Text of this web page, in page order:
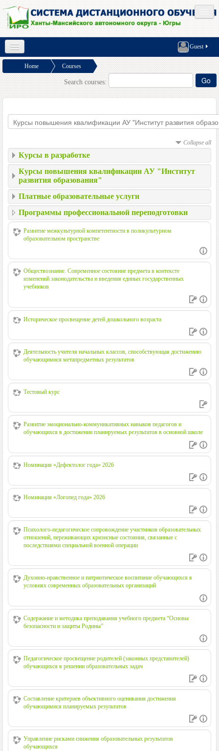
Social networks
English (en)
О проекте Тренажеры ВсОШ
Как записаться?
Guest
Home
Courses
Курсы повышения квалификации АУ
"Институт развития...
Search courses:
Collapse all
Курсы в разработке
Курсы повышения квалификации АУ "Институт
развития образования"
Платные образовательные услуги
Программы профессиональной переподготовки
Развитие межкультурной компетентности в поликультурном
образовательном пространстве
Обществознание. Современное состояние предмета в контексте
изменений законодательства и введения единых государственных
учебников
Историческое просвещение детей дошкольного возраста
Деятельность учителя начальных классов, способствующая достижению
обучающимися метапредметных результатов
Тестовый курс
Развитие эмоционально-коммуникативных навыков педагогов и
обучающихся в достижении планируемых результатов в основной школе
Номинация «Дефектолог года» 2026
Номинация «Логопед года» 2026
Психолого-педагогическое сопровождение участников образовательных
отношений, переживающих кризисные состояния, связанные с
последствиями специальной военной операции
Духовно-нравственное и патриотическое воспитание обучающихся в
условиях современных образовательных организаций
Содержание и методика преподавания учебного предмета “Основы
безопасности и защиты Родины”
Педагогическое просвещение родителей (законных представителей)
обучающихся в решении образовательных задач
Составление критериев объективного оценивания достижения
обучающимися планируемых результатов
Управление рисками снижения образовательных результатов
обучающихся